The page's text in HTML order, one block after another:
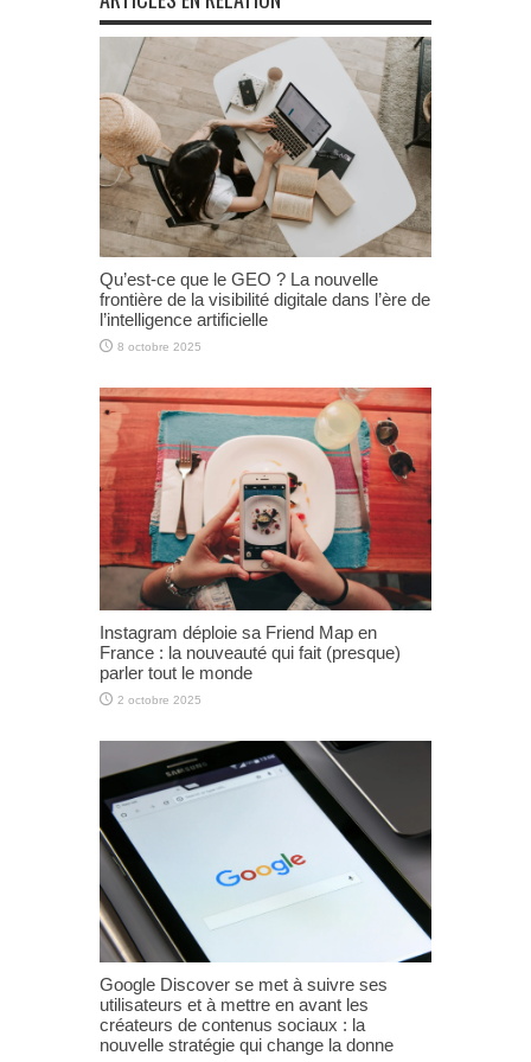
Qu’est-ce que le GEO ? La nouvelle
frontière de la visibilité digitale dans l’ère de
l’intelligence artificielle
8 octobre 2025
Instagram déploie sa Friend Map en
France : la nouveauté qui fait (presque)
parler tout le monde
2 octobre 2025
Google Discover se met à suivre ses
utilisateurs et à mettre en avant les
créateurs de contenus sociaux : la
nouvelle stratégie qui change la donne